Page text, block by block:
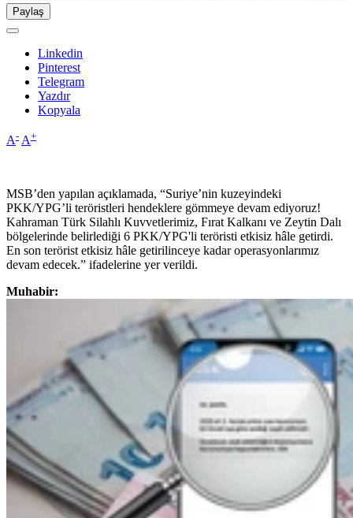
Paylaş
Linkedin
Pinterest
Telegram
Yazdır
Kopyala
A- A+
MSB’den yapılan açıklamada, “Suriye’nin kuzeyindeki
PKK/YPG’li teröristleri hendeklere gömmeye devam ediyoruz!
Kahraman Türk Silahlı Kuvvetlerimiz, Fırat Kalkanı ve Zeytin Dalı
bölgelerinde belirlediği 6 PKK/YPG'li teröristi etkisiz hâle getirdi.
En son terörist etkisiz hâle getirilinceye kadar operasyonlarımız
devam edecek.” ifadelerine yer verildi.
Muhabir: